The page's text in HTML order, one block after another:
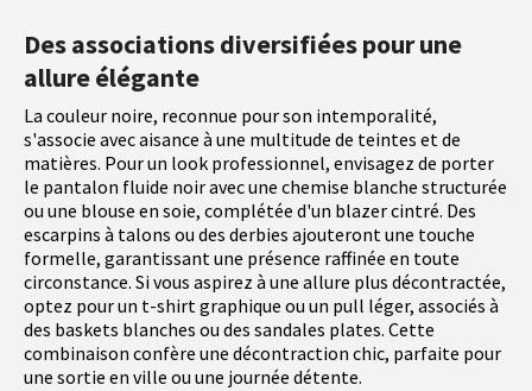
Des associations diversifiées pour une
allure élégante
La couleur noire, reconnue pour son intemporalité,
s'associe avec aisance à une multitude de teintes et de
matières. Pour un look professionnel, envisagez de porter
le pantalon fluide noir avec une chemise blanche structurée
ou une blouse en soie, complétée d'un blazer cintré. Des
escarpins à talons ou des derbies ajouteront une touche
formelle, garantissant une présence raffinée en toute
circonstance. Si vous aspirez à une allure plus décontractée,
optez pour un t-shirt graphique ou un pull léger, associés à
des baskets blanches ou des sandales plates. Cette
combinaison confère une décontraction chic, parfaite pour
une sortie en ville ou une journée détente.